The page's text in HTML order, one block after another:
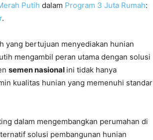
Putih dalam Program 3 Juta Rumah:
.
yang bertujuan menyediakan hunian
mengambil peran utama dengan solusi
semen nasional ini tidak hanya
kualitas hunian yang memenuhi standar
dalam mengembangkan perumahan di
solusi pembangunan hunian